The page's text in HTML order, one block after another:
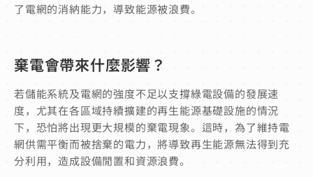
了電網的消納能力，導致能源被浪費。
棄電會帶來什麼影響？
若儲能系統及電網的強度不足以支撐綠電設備的發展速
度，尤其在各區域持續擴建的再生能源基礎設施的情況
下，恐怕將出現更大規模的棄電現象。這時，為了維持電
網供需平衡而被捨棄的電力，將導致再生能源無法得到充
分利用，造成設備閒置和資源浪費。